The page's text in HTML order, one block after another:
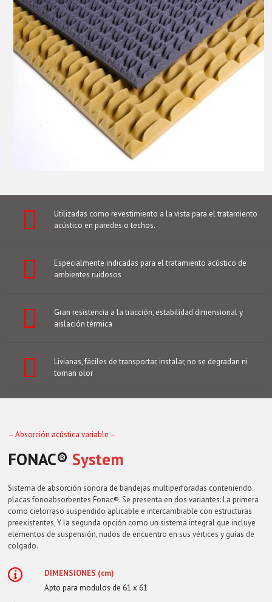
Utilizadas como revestimiento a la vista para el tratamiento
acústico en paredes o techos.
Especialmente indicadas para el tratamiento acústico de
ambientes ruidosos
Gran resistencia a la tracción, estabilidad dimensional y
aislación térmica
Livianas, fáciles de transportar, instalar, no se degradan ni
toman olor
– Absorción acústica variable –
FONAC®️System
Sistema de absorción sonora de bandejas multiperforadas conteniendo
placas fonoabsorbentes Fonac®. Se presenta en dos variantes: La primera
como cielorraso suspendido aplicable e intercambiable con estructuras
preexistentes, Y la segunda opción como un sistema integral que incluye
elementos de suspensión, nudos de encuentro en sus vértices y guías de
colgado.
DIMENSIONES (cm)
Apto para modulos de 61 x 61